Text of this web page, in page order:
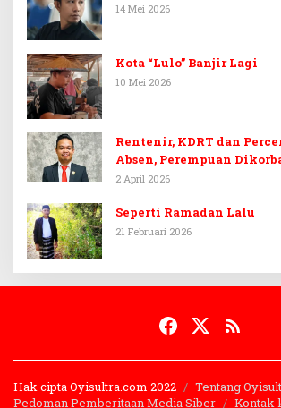
14 Mei 2026
Kota “Lulo” Banjir Lagi
10 Mei 2026
Rentenir, KDRT dan
Absen, Perempuan
2 April 2026
Seperti Ramadan Lalu
21 Februari 2026
Hak cipta Oyisultra.com 2022
Tentang
Pedoman Pemberitaan Media Siber
Kontak